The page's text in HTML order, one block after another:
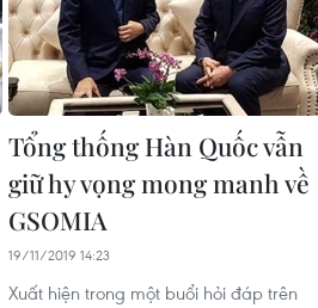
Tổng thống Hàn Quốc vẫn
giữ hy vọng mong manh về
GSOMIA
19/11/2019 14:23
Xuất hiện trong một buổi hỏi đáp trên